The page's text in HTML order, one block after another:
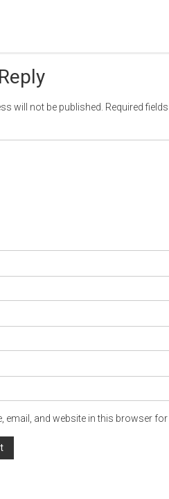
will not be published. Required
email, and website in this browser